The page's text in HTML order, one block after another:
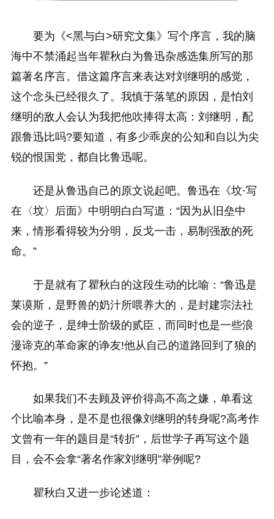
要为《<黑与白>研究文集》写个序言，我的脑
海中不禁涌起当年瞿秋白为鲁迅杂感选集所写的那
篇著名序言。借这篇序言来表达对刘继明的感觉，
这个念头已经很久了。我慎于落笔的原因，是怕刘
继明的敌人会认为我把他吹捧得太高：刘继明，配
跟鲁迅比吗?要知道，有多少乖戾的公知和自以为尖
锐的恨国党，都自比鲁迅呢。
还是从鲁迅自己的原文说起吧。鲁迅在《坟·写
在〈坟〉后面》中明明白白写道：“因为从旧垒中
来，情形看得较为分明，反戈一击，易制强敌的死
命。”
于是就有了瞿秋白的这段生动的比喻：“鲁迅是
莱谟斯，是野兽的奶汁所喂养大的，是封建宗法社
会的逆子，是绅士阶级的贰臣，而同时也是一些浪
漫谛克的革命家的诤友!他从自己的道路回到了狼的
怀抱。”
如果我们不去顾及评价得高不高之嫌，单看这
个比喻本身，是不是也很像刘继明的转身呢?高考作
文曾有一年的题目是“转折”，后世学子再写这个题
目，会不会拿“著名作家刘继明”举例呢?
瞿秋白又进一步论述道：